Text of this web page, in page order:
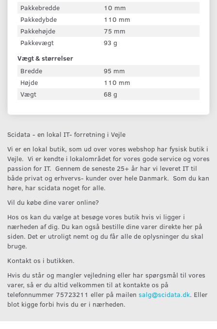
Pakkebredde
10 mm
Pakkedybde
110 mm
Pakkehøjde
75 mm
Pakkevægt
93 g
Vægt & størrelser
Bredde
95 mm
Højde
110 mm
Vægt
68 g
Scidata - en lokal IT- forretning i Vejle
Vi er en lokal butik, som ud over vores webshop har fysisk butik i
Vejle. Vi er kendte i lokalområdet for vores gode service og vores
passion for IT. Gennem de seneste 25+ år har vi leveret IT til
både privat og erhvervs- kunder over hele Danmark. Som du kan
høre, har scidata noget for alle.
Vil du købe dine varer online?
Hos os kan du vælge at besøge vores butik hvis vi ligger i
nærheden af dig. Du kan også bestille dine varer direkte her på
siden. Det er utroligt nemt og du får alle de oplysninger du skal
bruge.
Kontakt os i butikken.
Hvis du står og mangler vejledning eller har spørgsmål til vores
varer, så er du altid velkommen til at kontakte os på
telefonnummer 75723211 eller på mailen salg@scidata.dk. Eller
blot kigge forbi hvis du er i nærheden.